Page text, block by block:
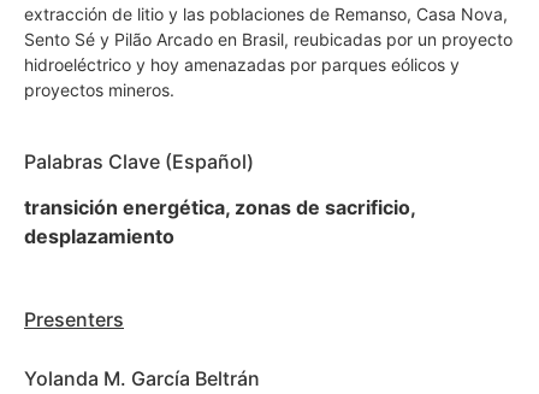
extracción de litio y las poblaciones de Remanso, Casa Nova,
Sento Sé y Pilão Arcado en Brasil, reubicadas por un proyecto
hidroeléctrico y hoy amenazadas por parques eólicos y
proyectos mineros.
Palabras Clave (Español)
transición energética, zonas de sacrificio,
desplazamiento
Presenters
Yolanda M. García Beltrán